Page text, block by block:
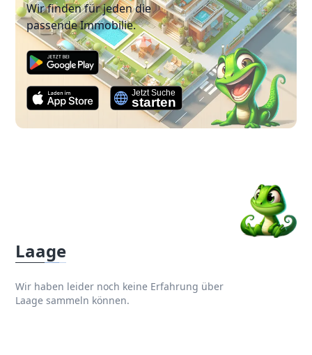
Wir finden für jeden die
passende Immobilie.
Laage
Wir haben leider noch keine Erfahrung über
Laage sammeln können.